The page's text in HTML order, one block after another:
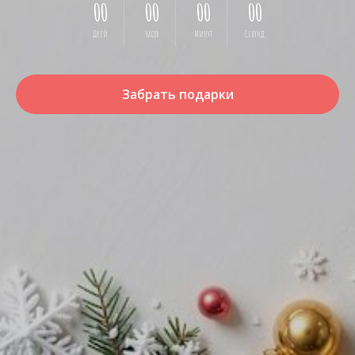
00
Дней
00
Часов
00
Минут
00
Секунд
Забрать подарки